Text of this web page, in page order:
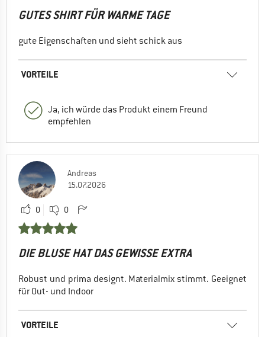
GUTES SHIRT FÜR WARME TAGE
gute Eigenschaften und sieht schick aus
VORTEILE
Ja, ich würde das Produkt einem Freund
empfehlen
Andreas
15.07.2026
0 0
DIE BLUSE HAT DAS GEWISSE EXTRA
Robust und prima designt. Materialmix stimmt. Geeignet
für Out- und Indoor
VORTEILE